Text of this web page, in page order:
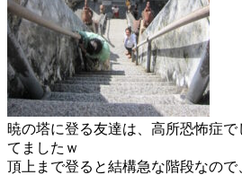
暁の塔に登る友達は、高所恐怖症
てましたｗ
頂上まで登ると結構急な階段なの